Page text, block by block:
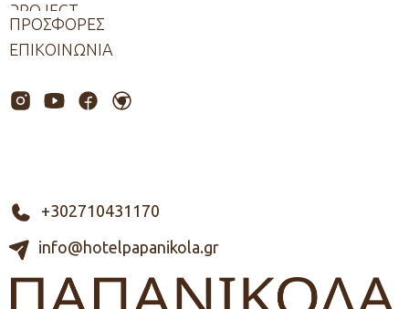
PROJECT
ΠΡΟΣΦΟΡΕΣ
ΕΠΙΚΟΙΝΩΝΙΑ
info@hotelpapanikola.gr
+302710431170